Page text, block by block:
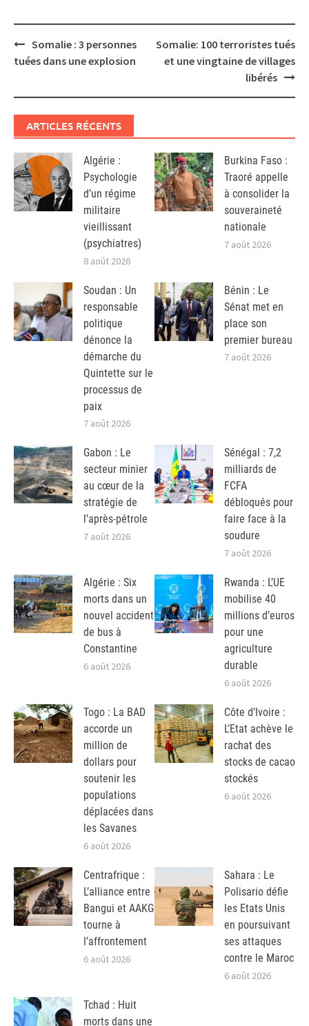
Post
navigation
Somalie : 3 personnes
tuées dans une explosion
Somalie: 100 terroristes tués
et une vingtaine de villages
libérés
ARTICLES RÉCENTS
Algérie :
Psychologie
d’un régime
militaire
vieillissant
(psychiatres)
8 août 2026
Burkina Faso :
Traoré appelle
à consolider la
souveraineté
nationale
7 août 2026
Soudan : Un
responsable
politique
dénonce la
démarche du
Quintette sur le
processus de
paix
7 août 2026
Bénin : Le
Sénat met en
place son
premier bureau
7 août 2026
Gabon : Le
secteur minier
au cœur de la
stratégie de
l’après-pétrole
7 août 2026
Sénégal : 7,2
milliards de
FCFA
débloqués pour
faire face à la
soudure
7 août 2026
Algérie : Six
morts dans un
nouvel accident
de bus à
Constantine
6 août 2026
Rwanda : L’UE
mobilise 40
millions d’euros
pour une
agriculture
durable
6 août 2026
Togo : La BAD
accorde un
million de
dollars pour
soutenir les
populations
déplacées dans
les Savanes
6 août 2026
Côte d’Ivoire :
L’Etat achève le
rachat des
stocks de cacao
stockés
6 août 2026
Centrafrique :
L’alliance entre
Bangui et AAKG
tourne à
l’affrontement
6 août 2026
Sahara : Le
Polisario défie
les Etats Unis
en poursuivant
ses attaques
contre le Maroc
6 août 2026
Tchad : Huit
morts dans une